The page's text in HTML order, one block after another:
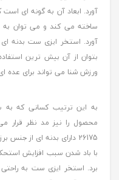
آورد. ابعاد آن به گونه ای
ساخته می کند و می توان به
آورد. استخر ایزی ست بدنه
بتوان از آن بیش ترین
ورزش شنا می تواند برای عده ای
به این ترتیب کسانی که به
26175 دارای بدنه ای از
با باد شدن سبب افزایش
برد. استخر ایزی ست به